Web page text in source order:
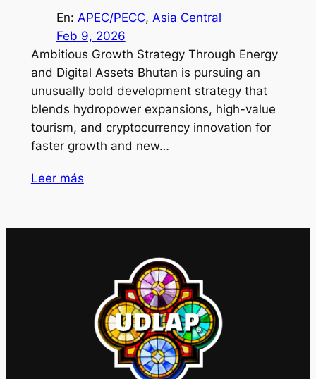
En: APEC/PECC, Asia Central
Feb 9, 2026
Ambitious Growth Strategy Through Energy
and Digital Assets Bhutan is pursuing an
unusually bold development strategy that
blends hydropower expansions, high-value
tourism, and cryptocurrency innovation for
faster growth and new…
Leer más